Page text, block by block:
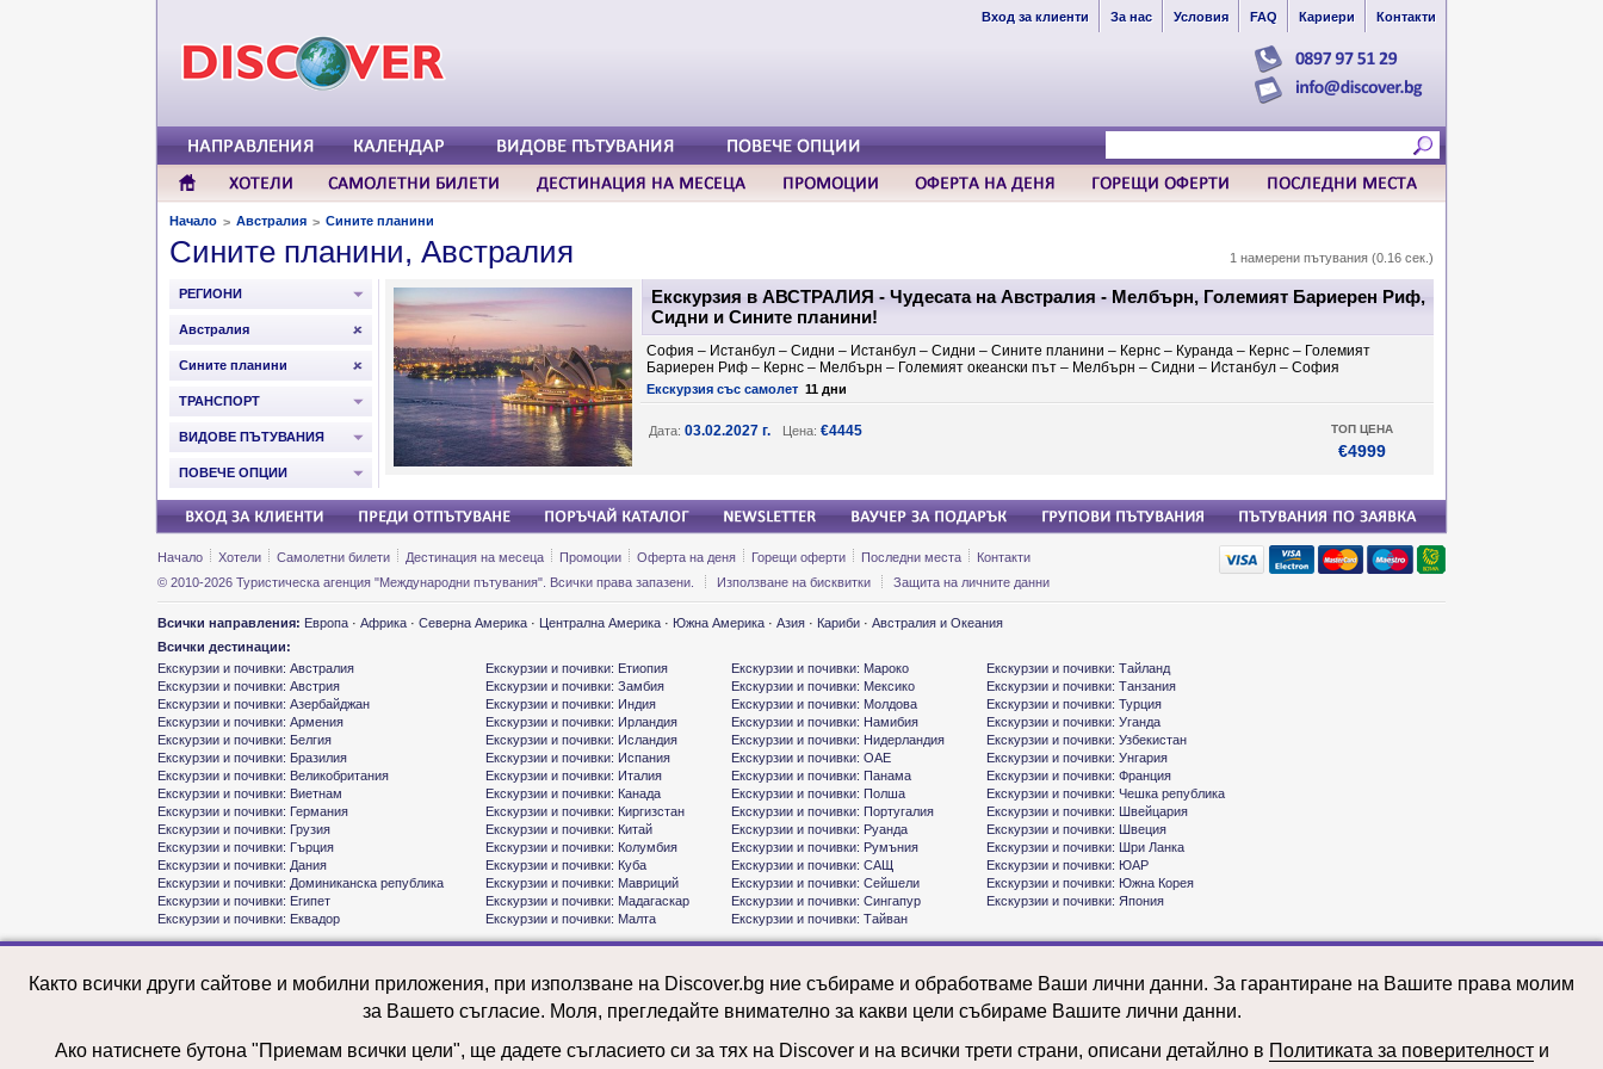
Вход за клиенти За нас Условия FAQ Кариери Контакти
Начало > Австралия > Сините планини
Сините планини, Австралия 1 намерени пътувания (0.16 сек.)
РЕГИОНИ
Австралия
Сините планини
ТРАНСПОРТ
ВИДОВЕ ПЪТУВАНИЯ
ПОВЕЧЕ ОПЦИИ
Екскурзия в АВСТРАЛИЯ - Чудесата на Австралия - Мелбърн, Големият Бариерен Риф,
Сидни и Сините планини!
София – Истанбул – Сидни – Истанбул – Сидни – Сините планини – Кернс – Куранда – Кернс – Големият
Бариерен Риф – Кернс – Мелбърн – Големият океански път – Мелбърн – Сидни – Истанбул – София
Екскурзия със самолет 11 дни
Дата: 03.02.2027 г. Цена: €4445 ТОП ЦЕНА
€4999
Начало Хотели Самолетни билети Дестинация на месеца Промоции Оферта на деня Горещи оферти Последни места
Контакти
© 2010-2026 Туристическа агенция "Международни пътувания". Всички права запазени.
Използване на бисквитки Защита на личните данни
Всички направления: Европа · Африка · Северна Америка · Централна Америка · Южна Америка · Азия · Кариби · Австралия и Океания
Всички дестинации:
Екскурзии и почивки: Австралия
Екскурзии и почивки: Австрия
Екскурзии и почивки: Азербайджан
Екскурзии и почивки: Армения
Екскурзии и почивки: Белгия
Екскурзии и почивки: Бразилия
Екскурзии и почивки: Великобритания
Екскурзии и почивки: Виетнам
Екскурзии и почивки: Германия
Екскурзии и почивки: Грузия
Екскурзии и почивки: Гърция
Екскурзии и почивки: Дания
Екскурзии и почивки: Доминиканска република
Екскурзии и почивки: Египет
Екскурзии и почивки: Еквадор
Екскурзии и почивки: Етиопия
Екскурзии и почивки: Замбия
Екскурзии и почивки: Индия
Екскурзии и почивки: Ирландия
Екскурзии и почивки: Исландия
Екскурзии и почивки: Испания
Екскурзии и почивки: Италия
Екскурзии и почивки: Канада
Екскурзии и почивки: Киргизстан
Екскурзии и почивки: Китай
Екскурзии и почивки: Колумбия
Екскурзии и почивки: Куба
Екскурзии и почивки: Мавриций
Екскурзии и почивки: Мадагаскар
Екскурзии и почивки: Малта
Екскурзии и почивки: Мароко
Екскурзии и почивки: Мексико
Екскурзии и почивки: Молдова
Екскурзии и почивки: Намибия
Екскурзии и почивки: Нидерландия
Екскурзии и почивки: ОАЕ
Екскурзии и почивки: Панама
Екскурзии и почивки: Полша
Екскурзии и почивки: Португалия
Екскурзии и почивки: Руанда
Екскурзии и почивки: Румъния
Екскурзии и почивки: САЩ
Екскурзии и почивки: Сейшели
Екскурзии и почивки: Сингапур
Екскурзии и почивки: Тайван
Екскурзии и почивки: Тайланд
Екскурзии и почивки: Танзания
Екскурзии и почивки: Турция
Екскурзии и почивки: Уганда
Екскурзии и почивки: Узбекистан
Екскурзии и почивки: Унгария
Екскурзии и почивки: Франция
Екскурзии и почивки: Чешка република
Екскурзии и почивки: Швейцария
Екскурзии и почивки: Швеция
Екскурзии и почивки: Шри Ланка
Екскурзии и почивки: ЮАР
Екскурзии и почивки: Южна Корея
Екскурзии и почивки: Япония
Както всички други сайтове и мобилни приложения, при използване на Discover.bg ние събираме и обработваме Ваши лични данни. За гарантиране на Вашите права молим
за Вашето съгласие. Моля, прегледайте внимателно за какви цели събираме Вашите лични данни.
Ако натиснете бутона "Приемам всички цели", ще дадете съгласието си за тях на Discover и на всички трети страни, описани детайлно в Политиката за поверителности